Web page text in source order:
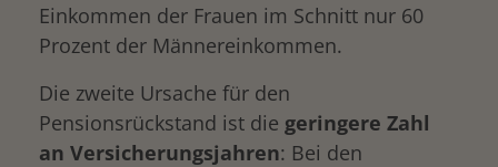
Einkommen der Frauen im Schnitt nur 60
Prozent der Männereinkommen.
Die zweite Ursache für den
Pensionsrückstand ist die geringere Zahl
an Versicherungsjahren: Bei den